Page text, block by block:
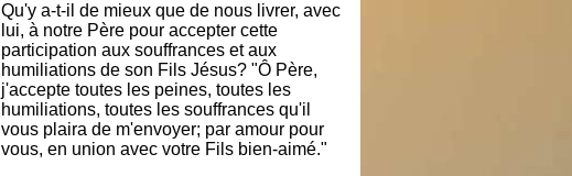
Qu'y a-t-il de mieux que de nous livrer, avec
lui, à notre Père pour accepter cette
participation aux souffrances et aux
humiliations de son Fils Jésus? "Ô Père,
j'accepte toutes les peines, toutes les
humiliations, toutes les souffrances qu'il
vous plaira de m'envoyer; par amour pour
vous, en union avec votre Fils bien-aimé."